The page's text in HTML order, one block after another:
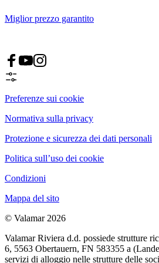
Miglior prezzo garantito
Preferenze sui cookie
Normativa sulla privacy
Protezione e sicurezza dei dati personali
Politica sull’uso dei cookie
Condizioni
Mappa del sito
© Valamar 2026
Valamar Riviera d.d. possiede strutture
6, 5563 Obertauern, FN 583355 a
servizi di alloggio nelle strutture delle